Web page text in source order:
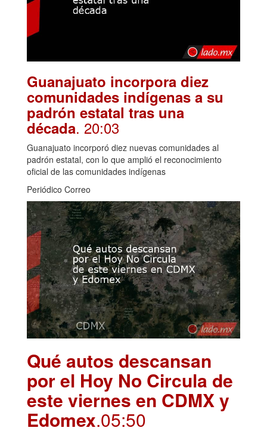
Guanajuato incorpora diez
comunidades indígenas a su
padrón estatal tras una
década. 20:03
Guanajuato incorporó diez nuevas comunidades al
padrón estatal, con lo que amplió el reconocimiento
oficial de las comunidades indígenas
Periódico Correo
Qué autos descansan
por el Hoy No Circula de
este viernes en CDMX y
Edomex.05:50